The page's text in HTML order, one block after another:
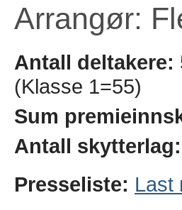
Arrangør:
Antall deltakere:
(Klasse 1=55)
Sum
Antall skytterlag:
Presseliste: Last